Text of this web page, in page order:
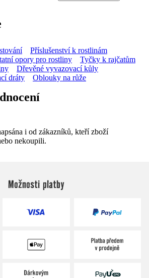
Příslušenství k rostlinám
opory pro rostliny
Tyčky k rajčatům
Dřevěné vyvazovací kůly
dráty Oblouky na růže
i od zákazníků, kteří zboží
nekoupili.
Možnosti platby